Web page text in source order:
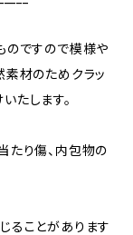
のですので模様や
素材のためクラッ
たします。
たり傷、内包物の
ることがあります